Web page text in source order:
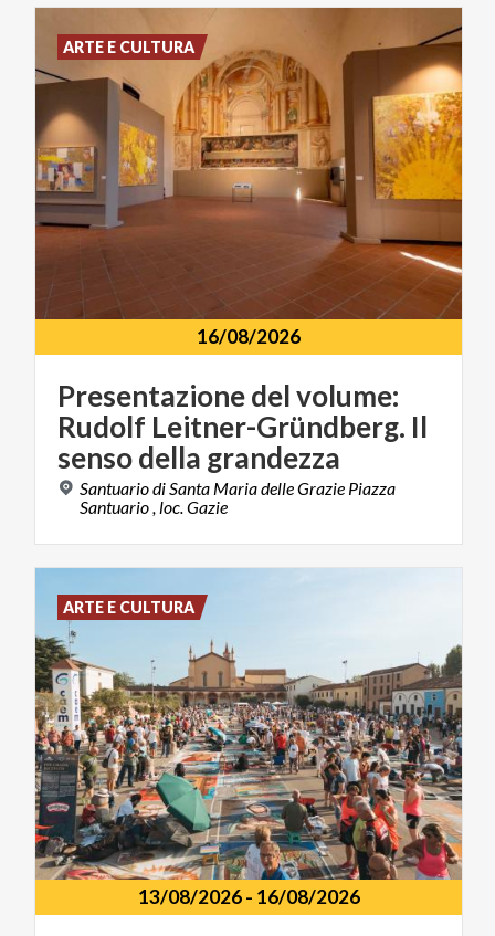
16/08/2026
Presentazione del volume:
Rudolf Leitner-Gründberg. Il
senso della grandezza
Santuario di Santa Maria delle Grazie Piazza
Santuario , loc. Gazie
ARTE E CULTURA
13/08/2026- 16/08/2026
ARTE E CULTURA